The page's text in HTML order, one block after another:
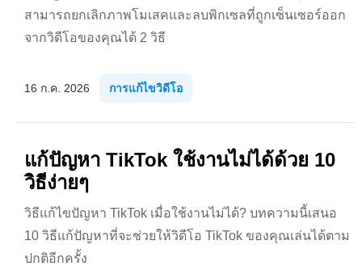
สามารถยกเลิกภาพโมเสคและลบพิกเซลที่ถูกเซ็นเซอร์ออก
จากวิดีโอของคุณได้ 2 วิธี
16 ก.ค. 2026 การแก้ไขวิดีโอ
แก้ปัญหา TikTok ใช้งานไม่ได้ด้วย 10
วิธีง่ายๆ
วิธีแก้ไขปัญหา TikTok เมื่อใช้งานไม่ได้? บทความนี้เสนอ
10 วิธีแก้ปัญหาที่จะช่วยให้วิดีโอ TikTok ของคุณเล่นได้ตาม
ปกติอีกครั้ง